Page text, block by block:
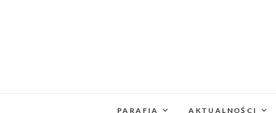
PARAFIA AKTUALNOŚCI